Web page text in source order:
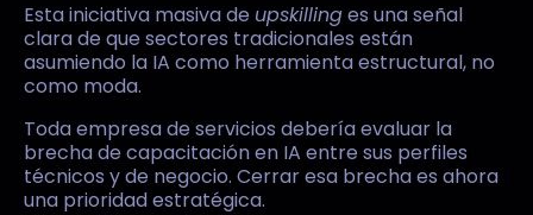
Esta iniciativa masiva de upskillinges una señal
clara de que sectores tradicionales están
asumiendo la IA como herramienta estructural, no
como moda.
Toda empresa de servicios debería evaluar la
brecha de capacitación en IA entre sus perfiles
técnicos y de negocio. Cerrar esa brecha es ahora
una prioridad estratégica.